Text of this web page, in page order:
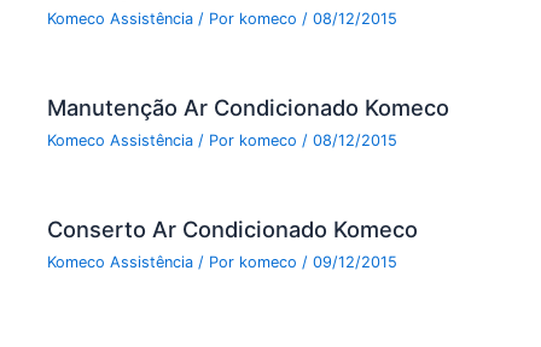
Komeco Assistência / Por komeco /08/12/2015
Manutenção Ar Condicionado Komeco
Komeco Assistência / Por komeco /08/12/2015
Conserto Ar Condicionado Komeco
Komeco Assistência / Por komeco/09/12/2015